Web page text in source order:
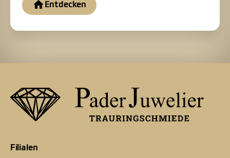
Entdecken
Filialen